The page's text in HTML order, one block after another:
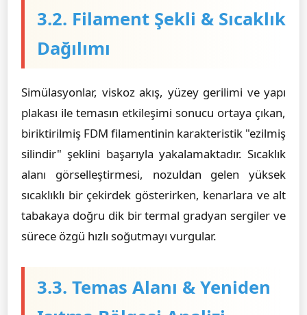
3.2. Filament Şekli & Sıcaklık
Dağılımı
Simülasyonlar, viskoz akış, yüzey gerilimi ve yapı
plakası ile temasın etkileşimi sonucu ortaya çıkan,
biriktirilmiş FDM filamentinin karakteristik "ezilmiş
silindir" şeklini başarıyla yakalamaktadır. Sıcaklık
alanı görselleştirmesi, nozuldan gelen yüksek
sıcaklıklı bir çekirdek gösterirken, kenarlara ve alt
tabakaya doğru dik bir termal gradyan sergiler ve
sürece özgü hızlı soğutmayı vurgular.
3.3. Temas Alanı & Yeniden